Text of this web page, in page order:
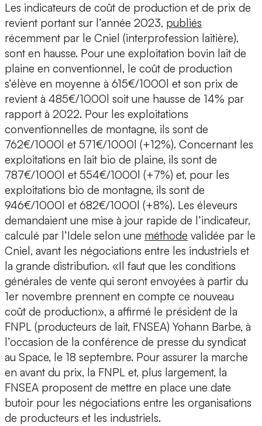
Les indicateurs de coût de production et de prix de
revient portant sur l’année 2023, publiés
récemment par le Cniel (interprofession laitière),
sont en hausse. Pour une exploitation bovin lait de
plaine en conventionnel, le coût de production
s’élève en moyenne à 615€/1000l et son prix de
revient à 485€/1000l soit une hausse de 14% par
rapport à 2022. Pour les exploitations
conventionnelles de montagne, ils sont de
762€/1000l et 571€/1000l (+12%). Concernant les
exploitations en lait bio de plaine, ils sont de
787€/1000l et 554€/1000l (+7%) et, pour les
exploitations bio de montagne, ils sont de
946€/1000l et 682€/1000l (+8%). Les éleveurs
demandaient une mise à jour rapide de l’indicateur,
calculé par l’Idele selon une méthode validée par le
Cniel, avant les négociations entre les industriels et
la grande distribution. «Il faut que les conditions
générales de vente qui seront envoyées à partir du
1er novembre prennent en compte ce nouveau
coût de production», a affirmé le président de la
FNPL (producteurs de lait, FNSEA) Yohann Barbe, à
l’occasion de la conférence de presse du syndicat
au Space, le 18 septembre. Pour assurer la marche
en avant du prix, la FNPL et, plus largement, la
FNSEA proposent de mettre en place une date
butoir pour les négociations entre les organisations
de producteurs et les industriels.